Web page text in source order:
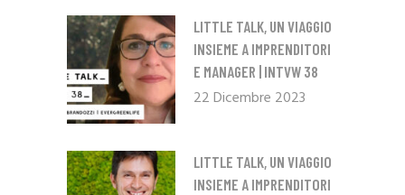
LITTLE TALK, UN VIAGGIO
INSIEME A IMPRENDITORI
E MANAGER | INTVW 38
22 Dicembre 2023
LITTLE TALK, UN VIAGGIO
INSIEME A IMPRENDITORI